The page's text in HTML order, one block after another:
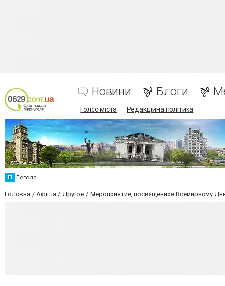
Новини Блоги
Голос міста Редакційна політика
П Погода
Головна Афіша Другое Мероприятие, посвященное Всемирному